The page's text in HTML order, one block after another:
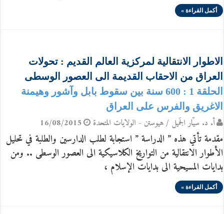
أكمل القراءة »
الاطوار الانتقالية لمركزية العالم القديم : تحولات
العراق من الاحقاب القديمة الى العصور الوسطى
الحلقة 1 : 600 سنة بين سقوط بابل وآشور وهيمنة
الاغريق والفرس على العراق
أ. د. سيّار الجَميل / هيوستن - الولايات المتحدة 16/08/2015
مقدمة تأتي هذه ” الدراسة ” استجابة لطلب الدارسين والطلبة في تحليل
الأطوار الانتقالية من التواريخ الكلاسيكية الى العصور الوسطى .. ومن
بدايات المسيحية الى بدايات الإسلام ،
أكمل القراءة »